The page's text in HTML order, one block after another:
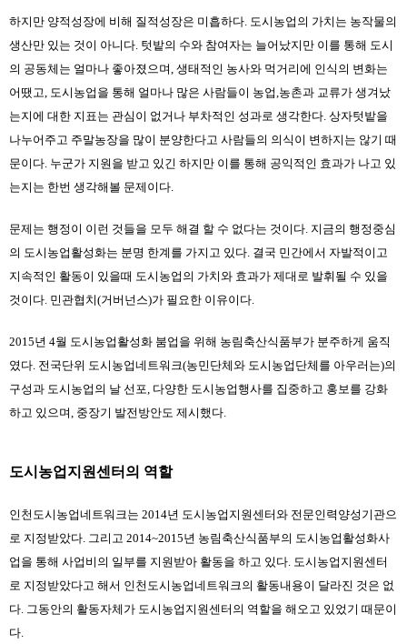
하지만 양적성장에 비해 질적성장은 미흡하다. 도시농업의 가치는 농작물의
생산만 있는 것이 아니다. 텃밭의 수와 참여자는 늘어났지만 이를 통해 도시
의 공동체는 얼마나 좋아졌으며, 생태적인 농사와 먹거리에 인식의 변화는
어땠고, 도시농업을 통해 얼마나 많은 사람들이 농업,농촌과 교류가 생겨났
는지에 대한 지표는 관심이 없거나 부차적인 성과로 생각한다. 상자텃밭을
나누어주고 주말농장을 많이 분양한다고 사람들의 의식이 변하지는 않기 때
문이다. 누군가 지원을 받고 있긴 하지만 이를 통해 공익적인 효과가 나고 있
는지는 한번 생각해볼 문제이다.
문제는 행정이 이런 것들을 모두 해결 할 수 없다는 것이다. 지금의 행정중심
의 도시농업활성화는 분명 한계를 가지고 있다. 결국 민간에서 자발적이고
지속적인 활동이 있을때 도시농업의 가치와 효과가 제대로 발휘될 수 있을
것이다. 민관협치(거버넌스)가 필요한 이유이다.
2015년 4월 도시농업활성화 붐업을 위해 농림축산식품부가 분주하게 움직
였다. 전국단위 도시농업네트워크(농민단체와 도시농업단체를 아우러는)의
구성과 도시농업의 날 선포, 다양한 도시농업행사를 집중하고 홍보를 강화
하고 있으며, 중장기 발전방안도 제시했다.
도시농업지원센터의 역할
인천도시농업네트워크는 2014년 도시농업지원센터와 전문인력양성기관으
로 지정받았다. 그리고 2014~2015년 농림축산식품부의 도시농업활성화사
업을 통해 사업비의 일부를 지원받아 활동을 하고 있다. 도시농업지원센터
로 지정받았다고 해서 인천도시농업네트워크의 활동내용이 달라진 것은 없
다. 그동안의 활동자체가 도시농업지원센터의 역할을 해오고 있었기 때문이
다.